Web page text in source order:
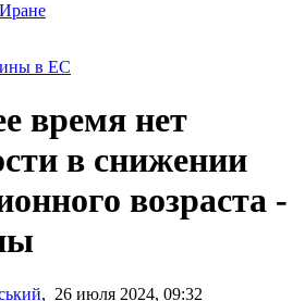
в ЕС
время нет
в снижении
возраста -
, 26 июля 2024, 09:32